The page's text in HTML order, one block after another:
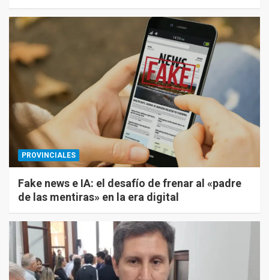
PROVINCIALES
Fake news e IA: el desafío de frenar al «padre
de las mentiras» en la era digital